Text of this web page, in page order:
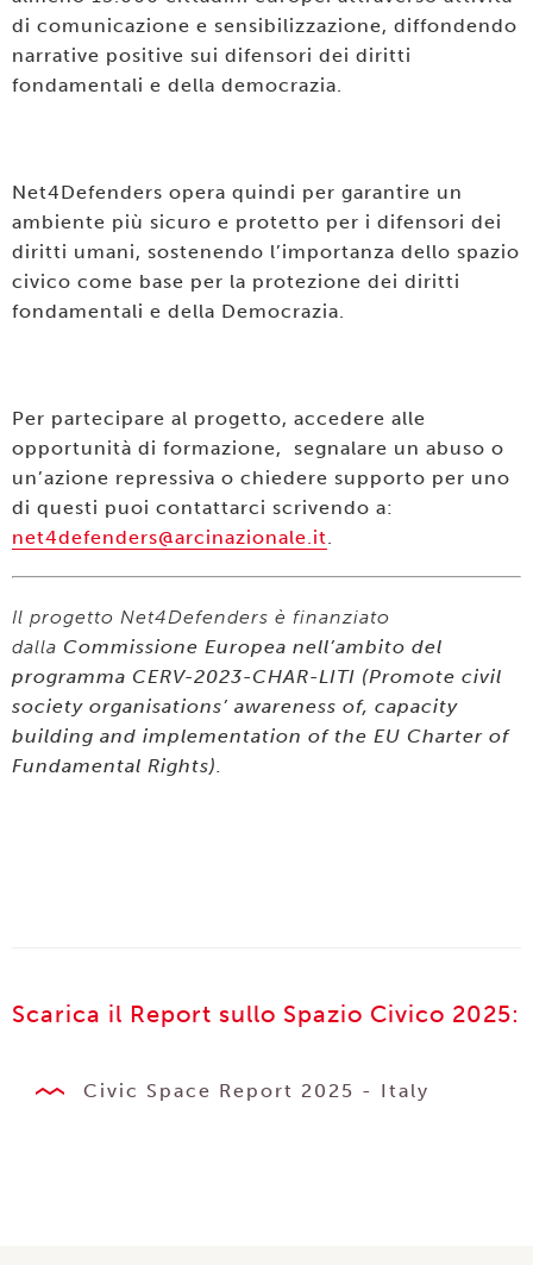
di comunicazione e sensibilizzazione, diffondendo
narrative positive sui difensori dei diritti
fondamentali e della democrazia.
Net4Defenders opera quindi per garantire un
ambiente più sicuro e protetto per i difensori dei
diritti umani, sostenendo l’importanza dello spazio
civico come base per la protezione dei diritti
fondamentali e della Democrazia.
Per partecipare al progetto, accedere alle
opportunità di formazione, segnalare un abuso o
un’azione repressiva o chiedere supporto per uno
di questi puoi contattarci scrivendo a:
net4defenders@arcinazionale.it.
Il progetto Net4Defenders è finanziato
dalla Commissione Europea nell’ambito del
programma CERV-2023-CHAR-LITI (Promote civil
society organisations’ awareness of, capacity
building and implementation of the EU Charter of
Fundamental Rights).
Scarica il Report sullo Spazio Civico 2025:
Civic Space Report 2025 - Italy